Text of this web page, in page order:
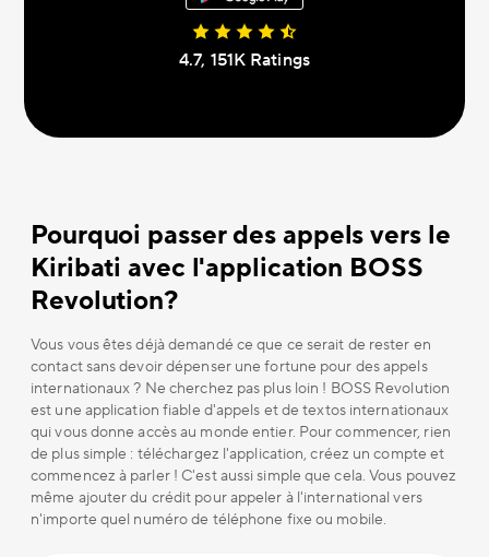
4.7, 151К Ratings
Pourquoi passer des appels vers le
Kiribati avec l'application BOSS
Revolution?
Vous vous êtes déjà demandé ce que ce serait de rester en
contact sans devoir dépenser une fortune pour des appels
internationaux ? Ne cherchez pas plus loin ! BOSS Revolution
est une application fiable d'appels et de textos internationaux
qui vous donne accès au monde entier. Pour commencer, rien
de plus simple : téléchargez l'application, créez un compte et
commencez à parler ! C'est aussi simple que cela. Vous pouvez
même ajouter du crédit pour appeler à l'international vers
n'importe quel numéro de téléphone fixe ou mobile.